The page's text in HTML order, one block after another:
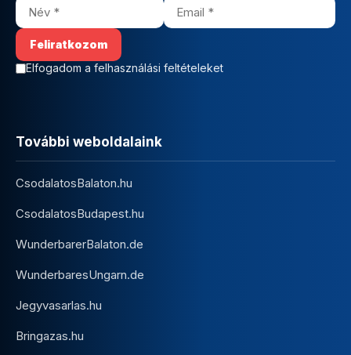
Elfogadom a felhasználási feltételeket
További weboldalaink
CsodalatosBalaton.hu
CsodalatosBudapest.hu
WunderbarerBalaton.de
WunderbaresUngarn.de
Jegyvasarlas.hu
Bringazas.hu